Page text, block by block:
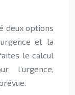
deux options
et la
le calcul
l’urgence,